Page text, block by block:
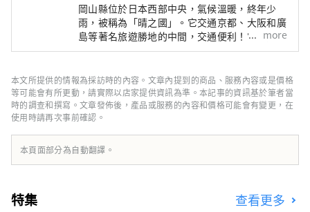
岡山縣位於日本西部中央，氣候溫暖​​，終年少
雨，被稱為「晴之國」。它交通京都、大阪和廣
島等著名旅遊勝地的中間，交通便利！它也是經
由瀨戶通往四國的門戶。 岡山縣也被稱為“水
水果，無論甜度、香氣還是風味，都是最高品質
的。 您可以品嚐白桃、麝香葡萄、先鋒葡萄等
當季水果！ 岡山還擁有世界級的旅遊景點，包
括岡山城、日本三大名園之一的岡山後樂園以及
擁有歷史、文化和藝術的倉敷美觀地區！
more
本文所提供的情報為採訪時的內容。文章內提到的商品、服務內容或是價格
等可能會有所更動，請實際以店家提供資訊為準。本記事的資訊基於筆者當
時的調查和撰寫。文章發佈後，產品或服務的內容和價格可能會有變更，在
使用時請再次事前確認。
本頁面部分為自動翻譯。
特集 查看更多